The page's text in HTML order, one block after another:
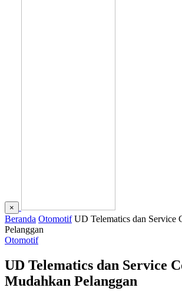
×
Beranda Otomotif UD Telematics dan Service
Pelanggan
Otomotif
UD Telematics dan Service
Mudahkan Pelanggan